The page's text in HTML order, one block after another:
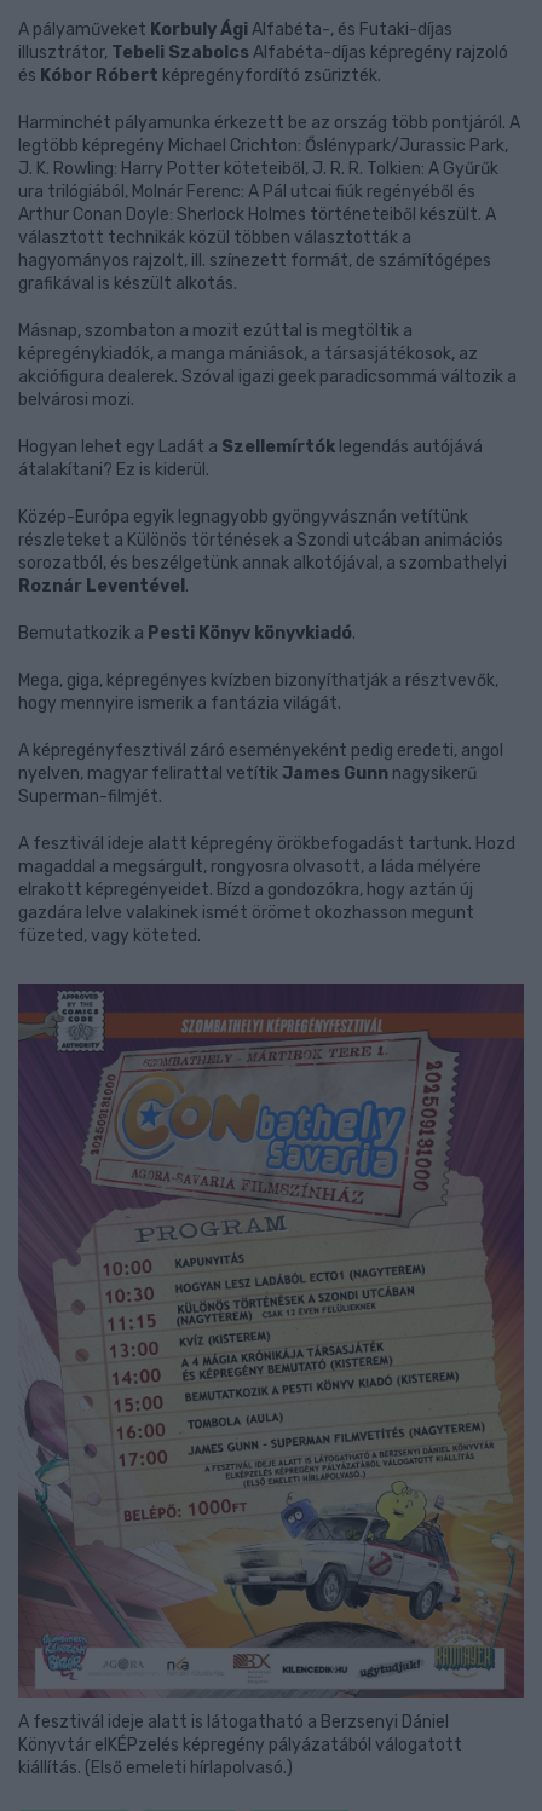
A pályaműveket Korbuly ÁgiAlfabéta-, és Futaki-díjas
illusztrátor, Tebeli SzabolcsAlfabéta-díjas képregény rajzoló
és Kóbor Róbert képregényfordító zsűrizték.
Harminchét pályamunka érkezett be az ország több pontjáról. A
legtöbb képregény Michael Crichton: Őslénypark/Jurassic Park,
J. K. Rowling: Harry Potter köteteiből, J. R. R. Tolkien: A Gyűrűk
ura trilógiából, Molnár Ferenc: A Pál utcai fiúk regényéből és
Arthur Conan Doyle: Sherlock Holmes történeteiből készült. A
választott technikák közül többen választották a
hagyományos rajzolt, ill. színezett formát, de számítógépes
grafikával is készült alkotás.
Másnap, szombaton a mozit ezúttal is megtöltik a
képregénykiadók, a manga mániások, a társasjátékosok, az
akciófigura dealerek. Szóval igazi geek paradicsommá változik a
belvárosi mozi.
Hogyan lehet egy Ladát a Szellemírtók legendás autójává
átalakítani? Ez is kiderül.
Közép-Európa egyik legnagyobb gyöngyvásznán vetítünk
részleteket a Különös történések a Szondi utcában animációs
sorozatból, és beszélgetünk annak alkotójával, a szombathelyi
Roznár Leventével .
Bemutatkozik a Pesti Könyv könyvkiadó.
Mega, giga, képregényes kvízben bizonyíthatják a résztvevők,
hogy mennyire ismerik a fantázia világát.
A képregényfesztivál záró eseményeként pedig eredeti, angol
nyelven, magyar felirattal vetítik James Gunn nagysikerű
Superman-filmjét.
A fesztivál ideje alatt képregény örökbefogadást tartunk. Hozd
magaddal a megsárgult, rongyosra olvasott, a láda mélyére
elrakott képregényeidet. Bízd a gondozókra, hogy aztán új
gazdára lelve valakinek ismét örömet okozhasson megunt
füzeted, vagy köteted.
A fesztivál ideje alatt is látogatható a Berzsenyi Dániel
Könyvtár elKÉPzelés képregény pályázatából válogatott
kiállítás. (Első emeleti hírlapolvasó.)